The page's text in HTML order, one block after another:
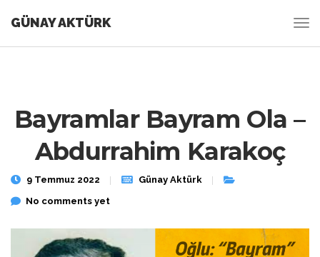
GÜNAY AKTÜRK
Bayramlar Bayram Ola –
Abdurrahim Karakoç
9 Temmuz 2022
Günay Aktürk
No comments yet